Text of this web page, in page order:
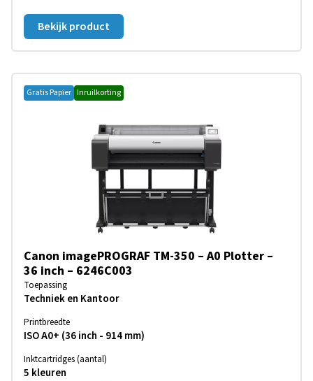
Bekijk product
Gratis Papier Inruilkorting
Canon imagePROGRAF TM-350 – A0 Plotter –
36 inch – 6246C003
Toepassing
Techniek en Kantoor
Printbreedte
ISO A0+ (36 inch - 914 mm)
Inktcartridges (aantal)
5 kleuren